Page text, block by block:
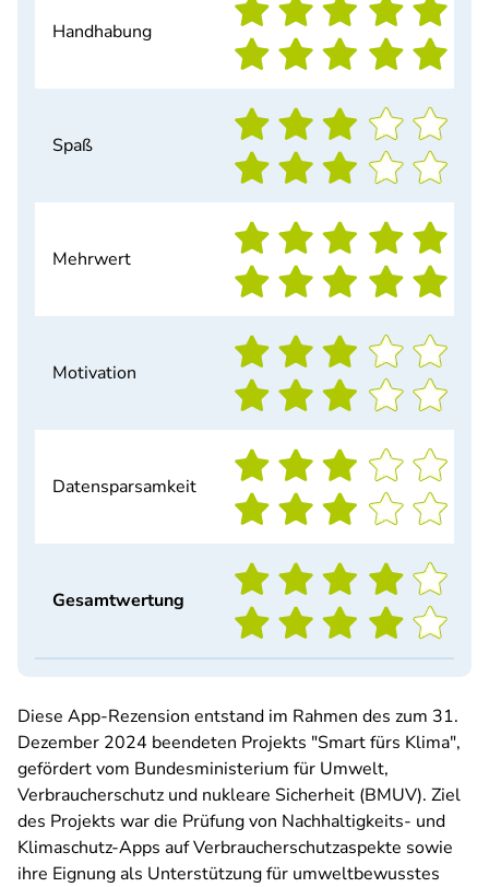
Handhabung
Spaß
Mehrwert
Motivation
Datensparsamkeit
Gesamtwertung
Diese App-Rezension entstand im Rahmen des zum 31.
Dezember 2024 beendeten Projekts "Smart fürs Klima",
gefördert vom Bundesministerium für Umwelt,
Verbraucherschutz und nukleare Sicherheit (BMUV). Ziel
des Projekts war die Prüfung von Nachhaltigkeits- und
Klimaschutz-Apps auf Verbraucherschutzaspekte sowie
ihre Eignung als Unterstützung für umweltbewusstes